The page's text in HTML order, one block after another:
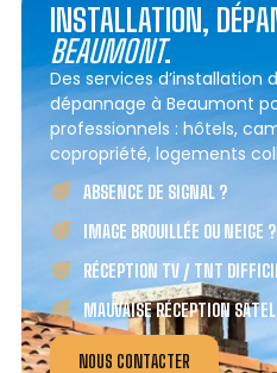
INSTALLATION,
BEAUMONT.
Des services d’installation
dépannage à Beaumont
professionnels : hôtels,
copropriété, logements
ABSENCE DE SIGNAL ?
IMAGE BROUILLÉE OU NEIGE ?
RÉCEPTION TV / TNT
MAUVAISE RÉCEPTION
NOUS CONTACTER